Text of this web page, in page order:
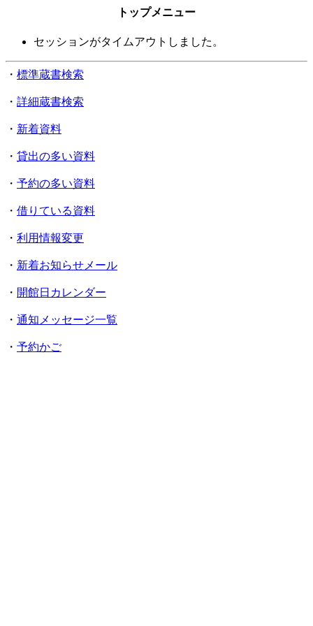
トップメニュー
セッションがタイムアウトしました。
・ 標準蔵書検索
・ 詳細蔵書検索
・ 新着資料
・ 貸出の多い資料
・ 予約の多い資料
・ 借りている資料
・ 利用情報変更
・ 新着お知らせメール
・ 開館日カレンダー
・ 通知メッセージ一覧
・ 予約かご